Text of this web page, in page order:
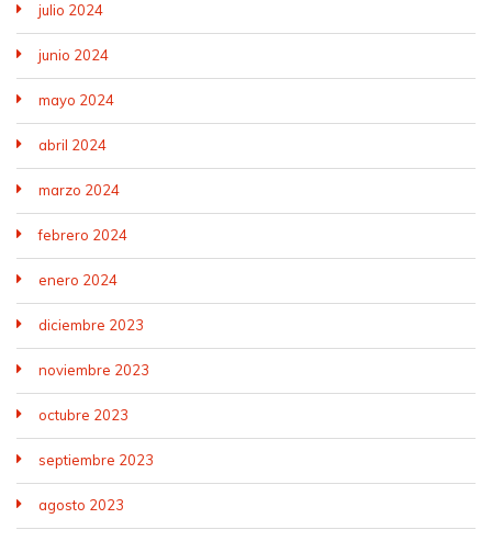
julio 2024
junio 2024
mayo 2024
abril 2024
marzo 2024
febrero 2024
enero 2024
diciembre 2023
noviembre 2023
octubre 2023
septiembre 2023
agosto 2023